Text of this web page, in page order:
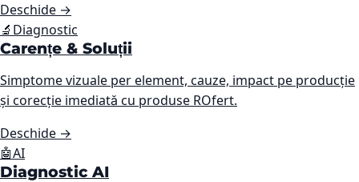
Deschide →
🔬 Diagnostic
Carențe & Soluții
Simptome vizuale per element, cauze, impact pe producție
și corecție imediată cu produse ROfert.
Deschide →
🤖AI
Diagnostic AI